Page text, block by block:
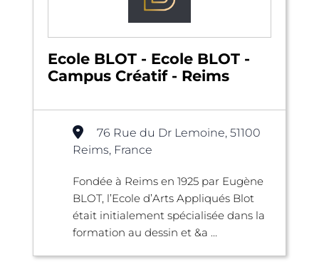
Ecole BLOT - Ecole BLOT -
Campus Créatif - Reims
76 Rue du Dr Lemoine, 51100
Reims, France
​Fondée à Reims en 1925 par Eugène
BLOT, l’Ecole d’Arts Appliqués Blot
était initialement spécialisée dans la
formation au dessin et &a ...